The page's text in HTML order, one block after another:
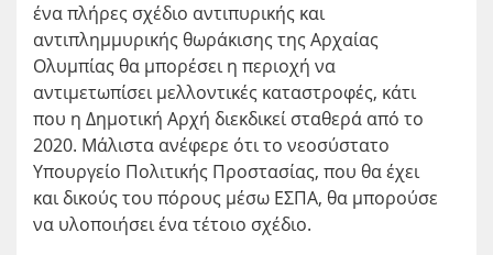
ένα πλήρες σχέδιο αντιπυρικής και
αντιπλημμυρικής θωράκισης της Αρχαίας
Ολυμπίας θα μπορέσει η περιοχή να
αντιμετωπίσει μελλοντικές καταστροφές, κάτι
που η Δημοτική Αρχή διεκδικεί σταθερά από το
2020. Μάλιστα ανέφερε ότι το νεοσύστατο
Υπουργείο Πολιτικής Προστασίας, που θα έχει
και δικούς του πόρους μέσω ΕΣΠΑ, θα μπορούσε
να υλοποιήσει ένα τέτοιο σχέδιο.